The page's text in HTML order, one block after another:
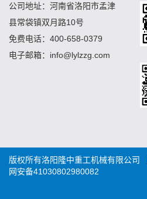
公司地址：河南省洛阳市孟津
县常袋镇双月路10号
免费电话：400-658-0379
电子邮箱：info@lylzzg.com
版权所有洛阳隆中重工机械有限公司
网安备41030802980082